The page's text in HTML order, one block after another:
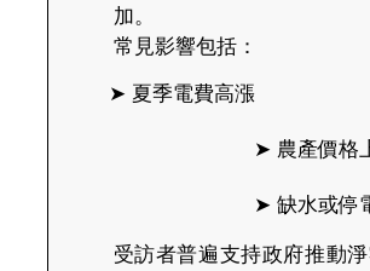
加。
常見影響包括：
➤ 夏季電費高漲
			➤
農產價格
			➤
缺水或停
受訪者普遍支持政府推動